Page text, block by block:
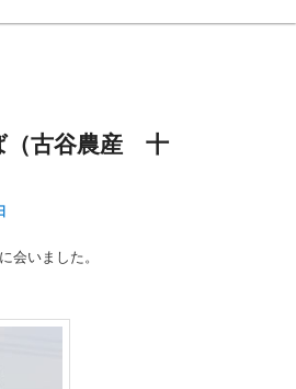
（古谷農産 十
会いました。